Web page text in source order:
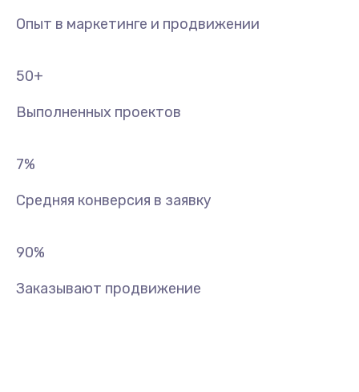
Опыт в маркетинге и продвижении
50+
Выполненных проектов
7%
Средняя конверсия в заявку
90%
Заказывают продвижение